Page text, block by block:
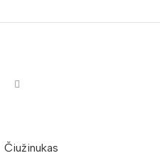
Čiužinukas